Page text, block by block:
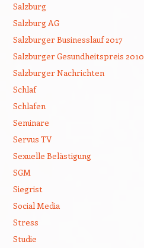
Salzburg
Salzburg AG
Salzburger Businesslauf 2017
Salzburger Gesundheitspreis 2010
Salzburger Nachrichten
Schlaf
Schlafen
Seminare
Servus TV
Sexuelle Belästigung
SGM
Siegrist
Social Media
Stress
Studie